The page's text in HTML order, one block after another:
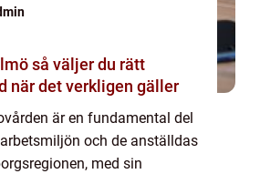
du rätt
när det verkligen gäller
är en fundamental del
och de anställdas
med sin